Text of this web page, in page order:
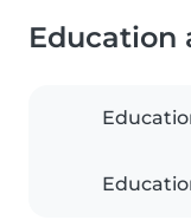
Education